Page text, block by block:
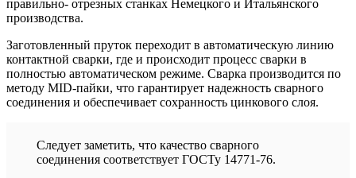
правильно- отрезных станках Немецкого и Итальянского
производства.
Заготовленный пруток переходит в автоматическую линию
контактной сварки, где и происходит процесс сварки в
полностью автоматическом режиме. Сварка производится по
методу MID-пайки, что гарантирует надежность сварного
соединения и обеспечивает сохранность цинкового слоя.
Следует заметить, что качество сварного
соединения соответствует ГОСТу 14771-76.